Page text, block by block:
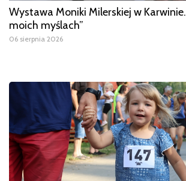
Wystawa Moniki Milerskiej w
moich myślach”
06 sierpnia 2026